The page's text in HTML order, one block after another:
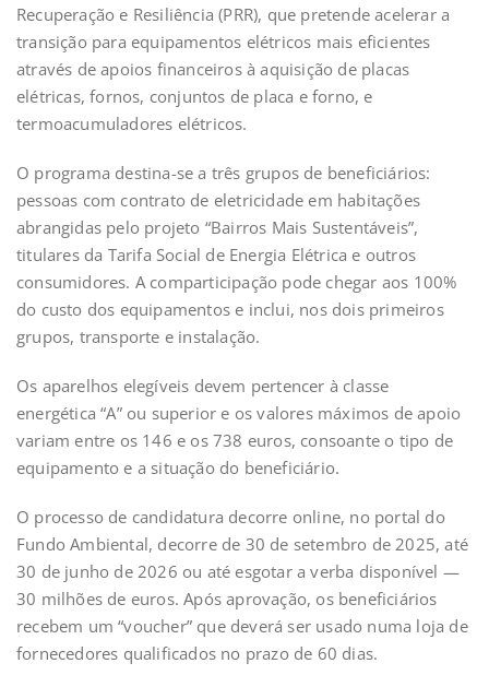
Recuperação e Resiliência (PRR), que pretende acelerar a
transição para equipamentos elétricos mais eficientes
através de apoios financeiros à aquisição de placas
elétricas, fornos, conjuntos de placa e forno, e
termoacumuladores elétricos.
O programa destina-se a três grupos de beneficiários:
pessoas com contrato de eletricidade em habitações
abrangidas pelo projeto “Bairros Mais Sustentáveis”,
titulares da Tarifa Social de Energia Elétrica e outros
consumidores. A comparticipação pode chegar aos 100%
do custo dos equipamentos e inclui, nos dois primeiros
grupos, transporte e instalação.
Os aparelhos elegíveis devem pertencer à classe
energética “A” ou superior e os valores máximos de apoio
variam entre os 146 e os 738 euros, consoante o tipo de
equipamento e a situação do beneficiário.
O processo de candidatura decorre online, no portal do
Fundo Ambiental, decorre de 30 de setembro de 2025, até
30 de junho de 2026 ou até esgotar a verba disponível —
30 milhões de euros. Após aprovação, os beneficiários
recebem um “voucher” que deverá ser usado numa loja de
fornecedores qualificados no prazo de 60 dias.